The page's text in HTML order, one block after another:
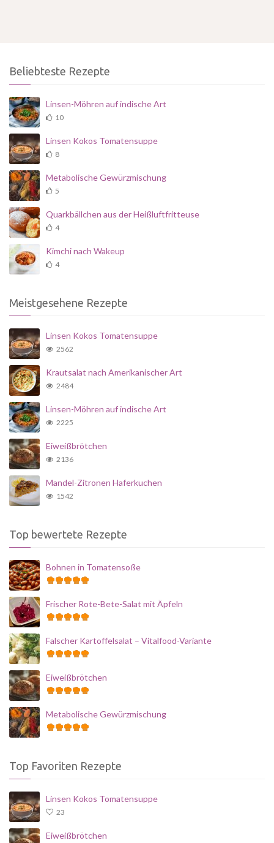
Beliebteste Rezepte
Linsen-Möhren auf indische Art
10
Linsen Kokos Tomatensuppe
8
Metabolische Gewürzmischung
5
Quarkbällchen aus der Heißluftfritteuse
4
Kimchi nach Wakeup
4
Meistgesehene Rezepte
Linsen Kokos Tomatensuppe
2562
Krautsalat nach Amerikanischer Art
2484
Linsen-Möhren auf indische Art
2225
Eiweißbrötchen
2136
Mandel-Zitronen Haferkuchen
1542
Top bewertete Rezepte
Bohnen in Tomatensoße
Frischer Rote-Bete-Salat mit Äpfeln
Falscher Kartoffelsalat – Vitalfood-Variante
Eiweißbrötchen
Metabolische Gewürzmischung
Top Favoriten Rezepte
Linsen Kokos Tomatensuppe
23
Eiweißbrötchen